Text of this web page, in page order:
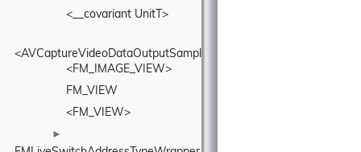
<__covariant UnitT>
<AVCaptureVideoDataOutputSampleBufferDelegate>
<FM_IMAGE_VIEW>
FM_VIEW
<FM_VIEW>
►